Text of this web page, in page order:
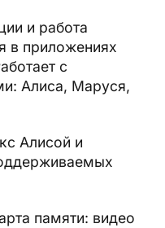
и работа
в приложениях
с
Алиса, Маруся,
Алисой и
памяти: видео